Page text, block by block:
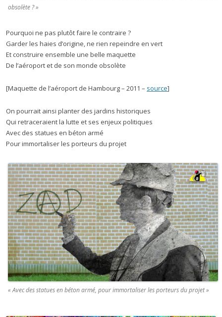
obsolète ? »
Pourquoi ne pas plutôt faire le contraire ?
Garder les haies d’origine, ne rien repeindre en vert
Et construire ensemble une belle maquette
De l’aéroport et de son monde obsolète
[Maquette de l’aéroport de Hambourg – 2011 – source]
On pourrait ainsi planter des jardins historiques
Qui retraceraient la lutte et ses enjeux politiques
Avec des statues en béton armé
Pour immortaliser les porteurs du projet
« Avec des statues en béton armé, pour immortaliser les porteurs du projet »